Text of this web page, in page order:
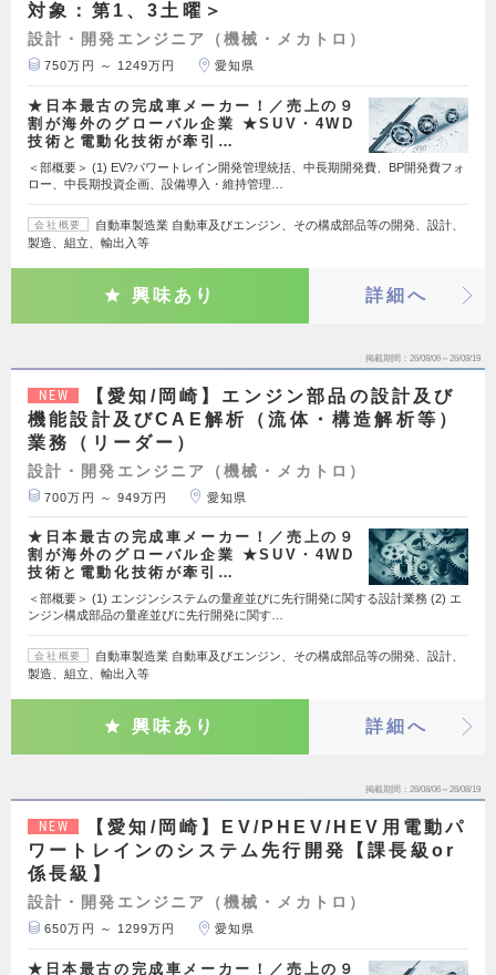
対象：第1、3土曜＞
設計・開発エンジニア（機械・メカトロ）
750万円 ～ 1249万円 愛知県
★日本最古の完成車メーカー！／売上の９
割が海外のグローバル企業 ★SUV・4WD
技術と電動化技術が牽引…
＜部概要＞ (1) EV?パワートレイン開発管理統括、中長期開発費、BP開発費フォ
ロー、中長期投資企画、設備導入・維持管理…
会社概要
自動車製造業 自動車及びエンジン、その構成部品等の開発、設計、
製造、組立、輸出入等
興味あり 詳細へ
掲載期間 26/08/06～26/08/19
NEW
【愛知/岡崎】エンジン部品の設計及び
機能設計及びCAE解析（流体・構造解析等）
業務（リーダー）
設計・開発エンジニア（機械・メカトロ）
700万円 ～ 949万円 愛知県
★日本最古の完成車メーカー！／売上の９
割が海外のグローバル企業 ★SUV・4WD
技術と電動化技術が牽引…
＜部概要＞ (1) エンジンシステムの量産並びに先行開発に関する設計業務 (2) エ
ンジン構成部品の量産並びに先行開発に関す…
会社概要
自動車製造業 自動車及びエンジン、その構成部品等の開発、設計、
製造、組立、輸出入等
興味あり 詳細へ
掲載期間 26/08/06～26/08/19
NEW
【愛知/岡崎】EV/PHEV/HEV用電動パ
ワートレインのシステム先行開発【課長級or
係長級】
設計・開発エンジニア（機械・メカトロ）
650万円 ～ 1299万円 愛知県
★日本最古の完成車メーカー！／売上の９